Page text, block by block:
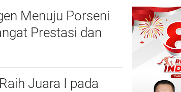
Menuju Porseni
Prestasi dan
Juara I pada